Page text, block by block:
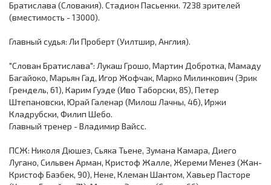
Братислава (Словакия). Стадион Пасьенки. 7238 зрителей
(вместимость - 13000).
Главный судья: Ли Проберт (Уилтшир, Англия).
"Слован Братислава": Лукаш Грошо, Мартин Добротка, Мамаду
Багайоко, Марьян Гад, Игор Жофчак, Марко Милинкович (Эрик
Грендель, 61), Карим Гуэде (Иво Таборски, 85), Петер
Штепановски, Юрай Галенар (Милош Лачны, 46), Иржи
Кладрубски, Филип Шебо.
Главный тренер - Владимир Вайсс.
ПСЖ: Николя Дюшез, Сьяка Тьене, Зумана Камара, Диего
Лугано, Сильвен Арман, Кристоф Жалле, Жереми Менез (Жан-
Кристоф Баэбек, 90), Нене, Клеман Шантом, Хавьер Пасторе